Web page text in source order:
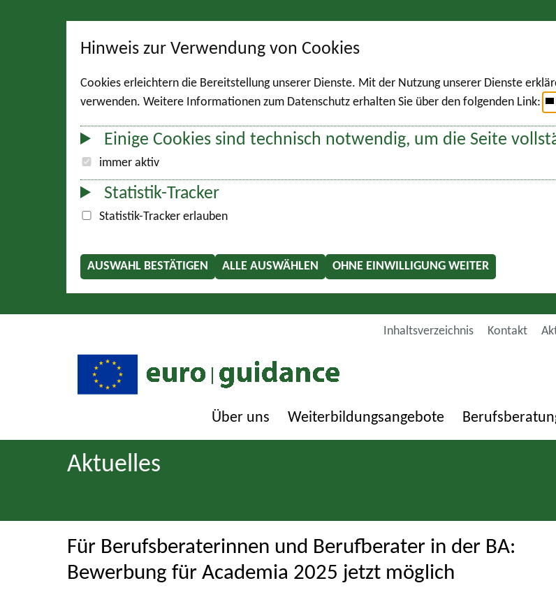
Hinweis zur Verwendung von Cookies
Cookies erleichtern die Bereitstellung unserer Dienste. Mit der Nutzung unserer Dienste
verwenden. Weitere Informationen zum Datenschutz erhalten Sie über den folgenden Link:
Einige Cookies sind technisch notwendig, um die Seite
immer aktiv
Statistik-Tracker
Statistik-Tracker erlauben
AUSWAHL BESTÄTIGEN ALLE AUSWÄHLEN OHNE EINWILLIGUNG WEITER
Inhaltsverzeichnis Kontakt
Über uns Weiterbildungsangebote
Aktuelles
Für Berufsberaterinnen und Berufberater in der BA:
Bewerbung für Academia 2025 jetzt möglich